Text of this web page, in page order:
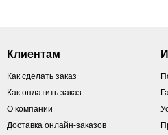
Клиентам
Как сделать заказ
Как оплатить заказ
О компании
Доставка онлайн-заказов